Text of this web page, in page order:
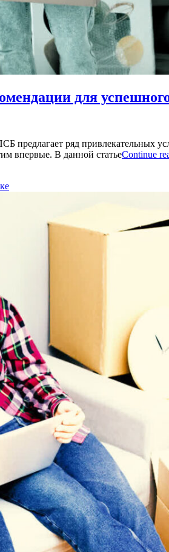
для
предлагает ряд привлекательных
впервые. В данной статьеContinue